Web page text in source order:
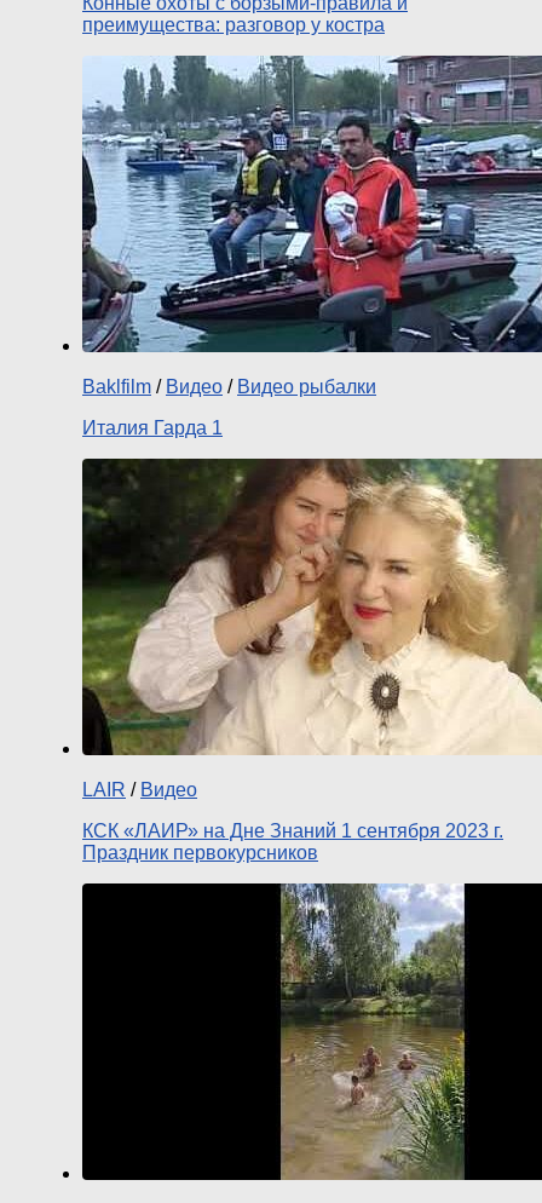
преимущества: разговор у костра
Baklfilm / Видео / Видео рыбалки
Италия Гарда 1
LAIR / Видео
КСК «ЛАИР» на Дне Знаний 1 сентября 2023 г.
Праздник первокурсников